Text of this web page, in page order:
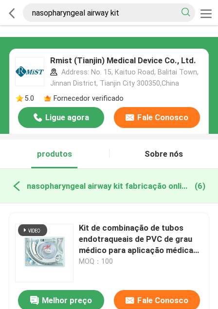
Rmist (Tianjin) Medical Device Co., Ltd.
Address: No. 15, Kaituo Road, Balitai Town,
Jinnan District, Tianjin City 300350,China
5.0
Fornecedor verificado
Ligue agora Fale Conosco
produtos Sobre nós
nasopharyngeal airway kit fabricação online (6)
Kit de combinação de tubos
endotraqueais de PVC de grau
médico para aplicação médica
versátil
MOQ：100
Melhor preço Fale Conosco